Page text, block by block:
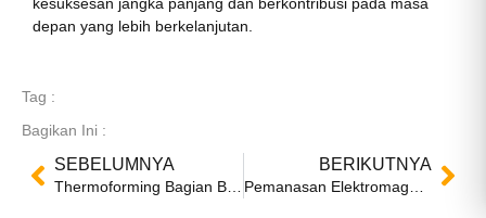
depan yang lebih berkelanjutan.
Tag :
Bagikan Ini :
SEBELUMNYA BERIKUTNYA